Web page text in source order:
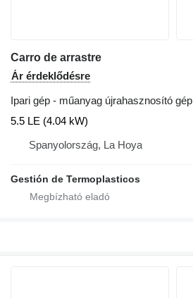
Carro de arrastre
Ár érdeklődésre
Ipari gép - műanyag újrahasznosító gép
5.5 LE (4.04 kW)
Spanyolország, La Hoya
Gestión de Termoplasticos